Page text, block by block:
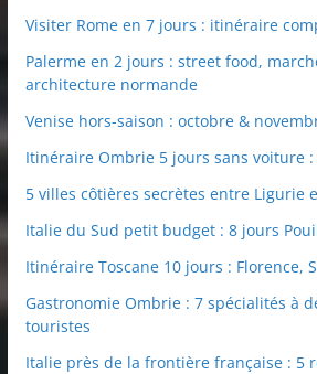
Visiter Rome en 7 jours : itinéraire
Palerme en 2 jours : street food,
architecture normande
Venise hors-saison : octobre &
Itinéraire Ombrie 5 jours sans voiture
5 villes côtières secrètes entre Ligurie
Italie du Sud petit budget : 8 jours
Itinéraire Toscane 10 jours : Florence,
Gastronomie Ombrie : 7 spécialités à
touristes
Italie près de la frontière française : 5